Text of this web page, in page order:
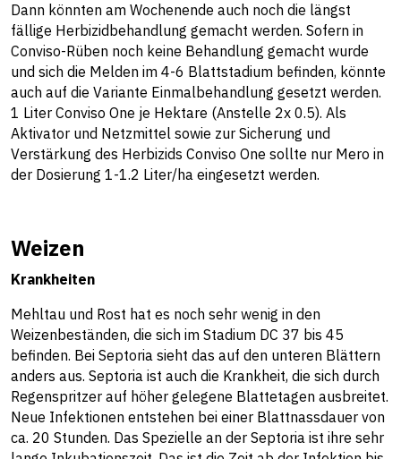
Dann könnten am Wochenende auch noch die längst
fällige Herbizidbehandlung gemacht werden. Sofern in
Conviso-Rüben noch keine Behandlung gemacht wurde
und sich die Melden im 4-6 Blattstadium befinden, könnte
auch auf die Variante Einmalbehandlung gesetzt werden.
1 Liter Conviso One je Hektare (Anstelle 2x 0.5). Als
Aktivator und Netzmittel sowie zur Sicherung und
Verstärkung des Herbizids Conviso One sollte nur Mero in
der Dosierung 1-1.2 Liter/ha eingesetzt werden.
Weizen
Krankheiten
Mehltau und Rost hat es noch sehr wenig in den
Weizenbeständen, die sich im Stadium DC 37 bis 45
befinden. Bei Septoria sieht das auf den unteren Blättern
anders aus. Septoria ist auch die Krankheit, die sich durch
Regenspritzer auf höher gelegene Blattetagen ausbreitet.
Neue Infektionen entstehen bei einer Blattnassdauer von
ca. 20 Stunden. Das Spezielle an der Septoria ist ihre sehr